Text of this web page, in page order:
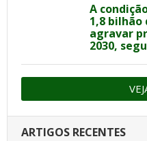
A
1,8 bilhão
agravar
2030,
ARTIGOS RECENTES